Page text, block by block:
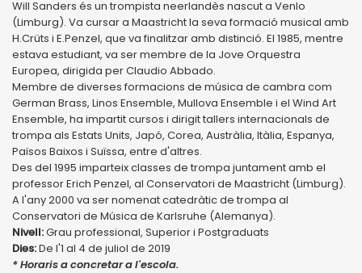
Will Sanders és un trompista neerlandès nascut a Venlo
(Limburg). Va cursar a Maastricht la seva formació musical amb
H.Crüts i E.Penzel, que va finalitzar amb distinció. El 1985, mentre
estava estudiant, va ser membre de la Jove Orquestra
Europea, dirigida per Claudio Abbado.
Membre de diverses formacions de música de cambra com
German Brass, Linos Ensemble, Mullova Ensemble i el Wind Art
Ensemble, ha impartit cursos i dirigit tallers internacionals de
trompa als Estats Units, Japó, Corea, Austràlia, Itàlia, Espanya,
Països Baixos i Suïssa, entre d'altres.
Des del 1995 imparteix classes de trompa juntament amb el
professor Erich Penzel, al Conservatori de Maastricht (Limburg).
A l'any 2000 va ser nomenat catedràtic de trompa al
Conservatori de Música de Karlsruhe (Alemanya).
Nivell:Grau professional, Superior i Postgraduats
Dies:De l'1 al 4 de juliol de 2019
* Horaris a concretar a l'escola.